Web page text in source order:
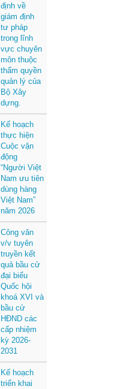
định về
giám định
tư pháp
trong lĩnh
vực chuyên
môn thuộc
thẩm quyền
quản lý của
Bộ Xây
dựng.
Kế hoạch
thực hiện
Cuộc vận
động
“Người Việt
Nam ưu tiên
dùng hàng
Việt Nam”
năm 2026
Công văn
v/v tuyên
truyền kết
quả bầu cử
đại biểu
Quốc hội
khoá XVI và
bầu cử
HĐND các
cấp nhiệm
kỳ 2026-
2031
Kế hoạch
triển khai